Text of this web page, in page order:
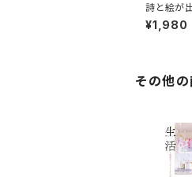
詩と絵が
川俊太郎
展-銀座ギ
¥1,980
その他